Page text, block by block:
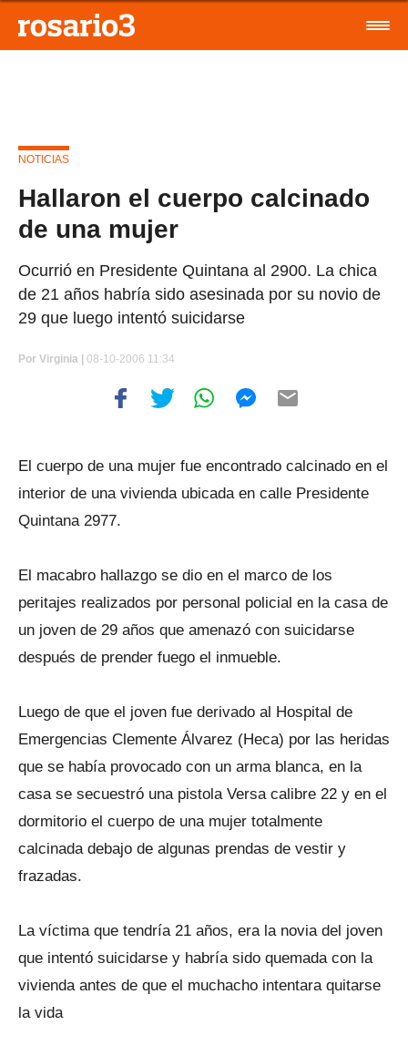
NOTICIAS
Hallaron el cuerpo calcinado
de una mujer
Ocurrió en Presidente Quintana al 2900. La chica
de 21 años habría sido asesinada por su novio de
29 que luego intentó suicidarse
Por Virginia | 08-10-2006 11:34
El cuerpo de una mujer fue encontrado calcinado en el
interior de una vivienda ubicada en calle Presidente
Quintana 2977.
El macabro hallazgo se dio en el marco de los
peritajes realizados por personal policial en la casa de
un joven de 29 años que amenazó con suicidarse
después de prender fuego el inmueble.
Luego de que el joven fue derivado al Hospital de
Emergencias Clemente Álvarez (Heca) por las heridas
que se había provocado con un arma blanca, en la
casa se secuestró una pistola Versa calibre 22 y en el
dormitorio el cuerpo de una mujer totalmente
calcinada debajo de algunas prendas de vestir y
frazadas.
La víctima que tendría 21 años, era la novia del joven
que intentó suicidarse y habría sido quemada con la
vivienda antes de que el muchacho intentara quitarse
la vida